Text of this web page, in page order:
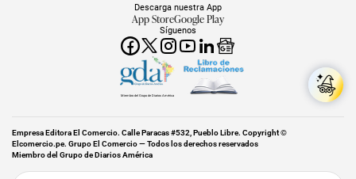
Síguenos
Descarga nuestra App
App StoreGoogle Play
Miembro del Grupo de Diarios América
Empresa Editora El Comercio. Calle Paracas #532, Pueblo Libre. Copyright ©
Elcomercio.pe. Grupo El Comercio — Todos los derechos reservados
Miembro del Grupo de Diarios América